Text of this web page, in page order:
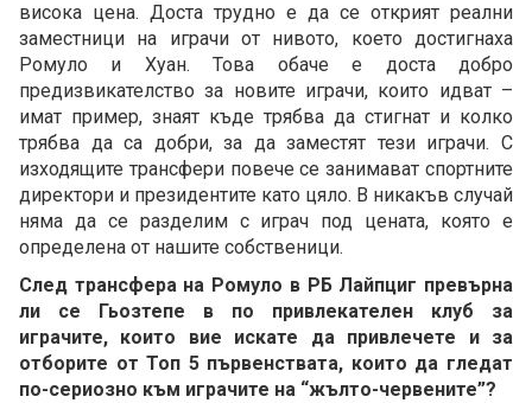
висока цена. Доста трудно е да се открият реални
заместници на играчи от нивото, което достигнаха
Ромуло и Хуан. Това обаче е доста добро
предизвикателство за новите играчи, които идват –
имат пример, знаят къде трябва да стигнат и колко
трябва да са добри, за да заместят тези играчи. С
изходящите трансфери повече се занимават спортните
директори и президентите като цяло. В никакъв случай
няма да се разделим с играч под цената, която е
определена от нашите собственици.
След трансфера на Ромуло в РБ Лайпциг превърна
ли се Гьозтепе в по привлекателен клуб за
играчите, които вие искате да привлечете и за
отборите от Топ 5 първенствата, които да гледат
по-сериозно към играчите на “жълто-червените”?